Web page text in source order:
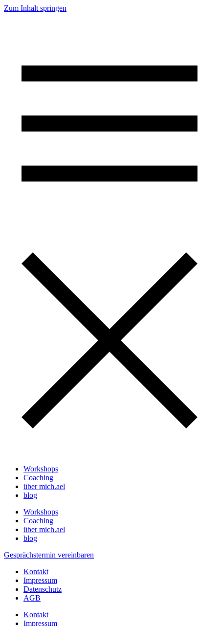
Zum Inhalt springen
Workshops
Coaching
über mich.ael
blog
Workshops
Coaching
über mich.ael
blog
Gesprächstermin vereinbaren
Kontakt
Impressum
Datenschutz
AGB
Kontakt
Impressum